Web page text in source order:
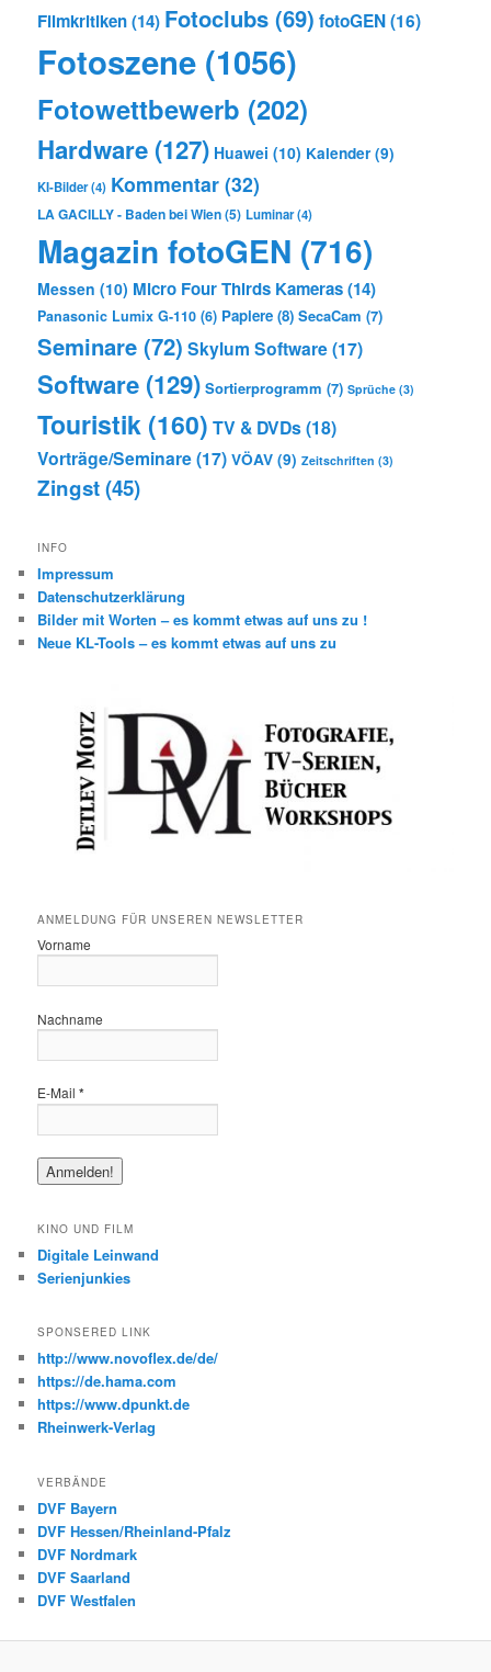
Filmkritiken(14) Fotoclubs (69) fotoGEN(16)
Fotoszene (1056)
Fotowettbewerb (202)
Hardware (127) Huawei (10) Kalender (9)
KI-Bilder(4) Kommentar (32)
LA GACILLY - Baden bei Wien(5) Luminar(4)
Magazin fotoGEN (716)
Messen (10) Micro Four Thirds Kameras(14)
Panasonic Lumix G-110 (6) Papiere (8) SecaCam (7)
Seminare (72) Skylum Software(17)
Software (129) Sortierprogramm (7) Sprüche (3)
Touristik (160) TV & DVDs(18)
Vorträge/Seminare(17) VÖAV (9) Zeitschriften (3)
Zingst(45)
INFO
Impressum
Datenschutzerklärung
Bilder mit Worten – es kommt etwas auf uns zu !
Neue KL-Tools – es kommt etwas auf uns zu
ANMELDUNG FÜR UNSEREN NEWSLETTER
Vorname
Nachname
E-Mail*
KINO UND FILM
Digitale Leinwand
Serienjunkies
SPONSERED LINK
http://www.novoflex.de/de/
https://de.hama.com
https://www.dpunkt.de
Rheinwerk-Verlag
VERBÄNDE
DVF Bayern
DVF Hessen/Rheinland-Pfalz
DVF Nordmark
DVF Saarland
DVF Westfalen